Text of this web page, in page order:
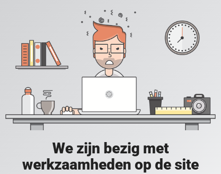
We zijn bezig met
werkzaamheden op de site